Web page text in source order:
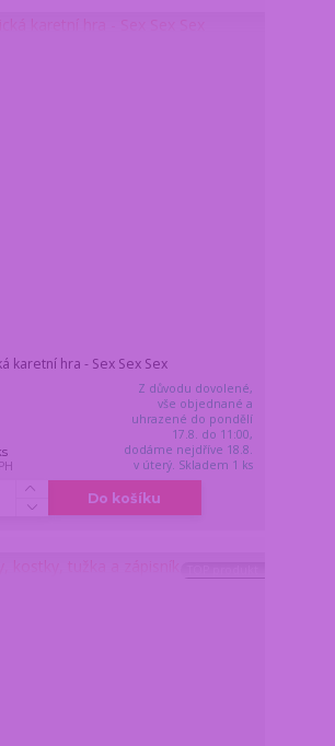
karetní hra - Sex Sex Sex
Z důvodu dovolené,
vše objednané a
uhrazené do pondělí
17.8. do 11:00,
dodáme nejdříve 18.8.
v úterý. Skladem 1 ks
Do košíku